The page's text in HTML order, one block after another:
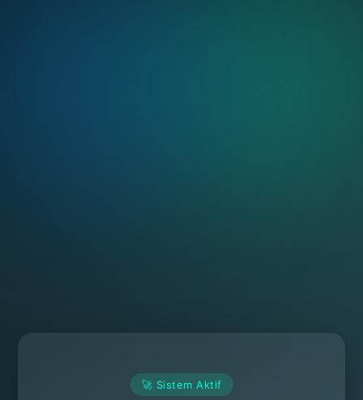
🚀 Sistem Aktif